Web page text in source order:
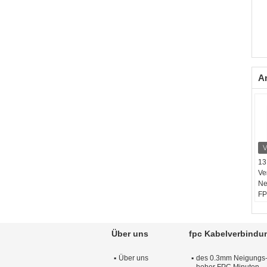
Über uns
Über uns
fpc
des 0.3mm